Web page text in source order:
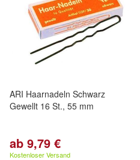
ARI Haarnadeln Schwarz
Gewellt 16 St., 55 mm
ab 9,79 €
Kostenloser Versand